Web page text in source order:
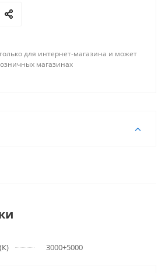
для интернет-магазина и может
магазинах
3000+5000